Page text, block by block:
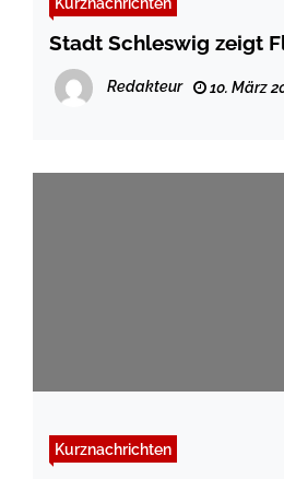
Stadt Schleswig zeigt
Redakteur 10. März
Kurznachrichten